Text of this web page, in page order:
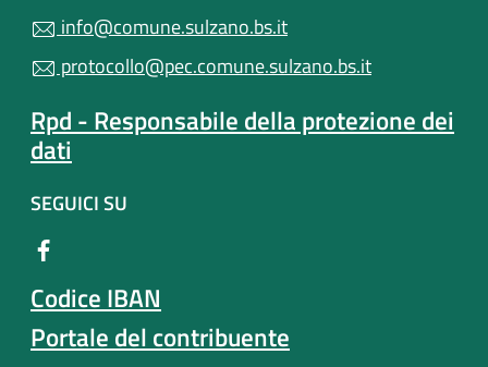
info@comune.sulzano.bs.it
protocollo@pec.comune.sulzano.bs.it
Rpd - Responsabile della protezione dei
dati
SEGUICI SU
Codice IBAN
Portale del contribuente